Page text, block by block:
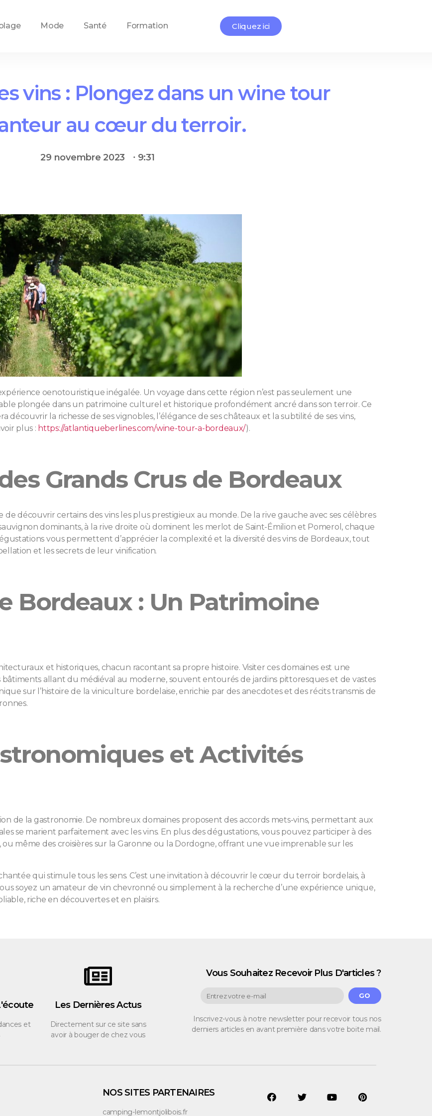
Mode Santé Formation Cliquez ici
vins : Plongez dans un wine tour
au cœur du terroir.
29 novembre 2023 ⸱9:31
oenotouristique inégalée. Un voyage dans cette région n’est pas seulement une
plongée dans un patrimoine culturel et historique profondément ancré dans son terroir. Ce
la richesse de ses vignobles, l’élégance de ses châteaux et la subtilité de ses vins,
plus : https://atlantiqueberlines.com/wine-tour-a-bordeaux/).
Grands Crus de Bordeaux
découvrir certains des vins les plus prestigieux au monde. De la rive gauche avec ses célèbres
dominants, à la rive droite où dominent les merlot de Saint-Émilion et Pomerol, chaque
vous permettent d’apprécier la complexité et la diversité des vins de Bordeaux, tout
et les secrets de leur vinification.
Bordeaux : Un Patrimoine
et historiques, chacun racontant sa propre histoire. Visiter ces domaines est une
allant du médiéval au moderne, souvent entourés de jardins pittoresques et de vastes
sur l’histoire de la viniculture bordelaise, enrichie par des anecdotes et des récits transmis de
et Activités
de la gastronomie. De nombreux domaines proposent des accords mets-vins, permettant aux
se marient parfaitement avec les vins. En plus des dégustations, vous pouvez participer à des
ou même des croisières sur la Garonne ou la Dordogne, offrant une vue imprenable sur les
qui stimule tous les sens. C’est une invitation à découvrir le cœur du terroir bordelais, à
soyez un amateur de vin chevronné ou simplement à la recherche d’une expérience unique,
riche en découvertes et en plaisirs.
et
Les Dernières Actus
Directement sur ce site sans
avoir à bouger de chez vous
Vous Souhaitez Recevoir Plus D'articles ?
GO
Inscrivez-vous à notre newsletter pour recevoir tous nos
derniers articles en avant première dans votre boite mail.
NOS SITES PARTENAIRES
camping-lemontjolibois.fr